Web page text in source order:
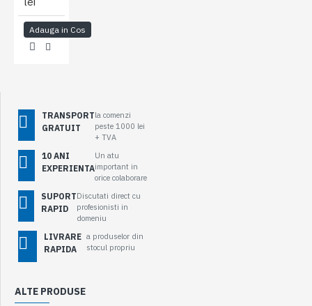
Adauga in Cos
TRANSPORT
GRATUIT
la comenzi
peste 1000 lei
+ TVA
10 ANI
EXPERIENTA
Un atu
important in
orice colaborare
SUPORT
RAPID
Discutati direct cu
profesionisti in
domeniu
LIVRARE
RAPIDA
a produselor din
stocul propriu
ALTE PRODUSE